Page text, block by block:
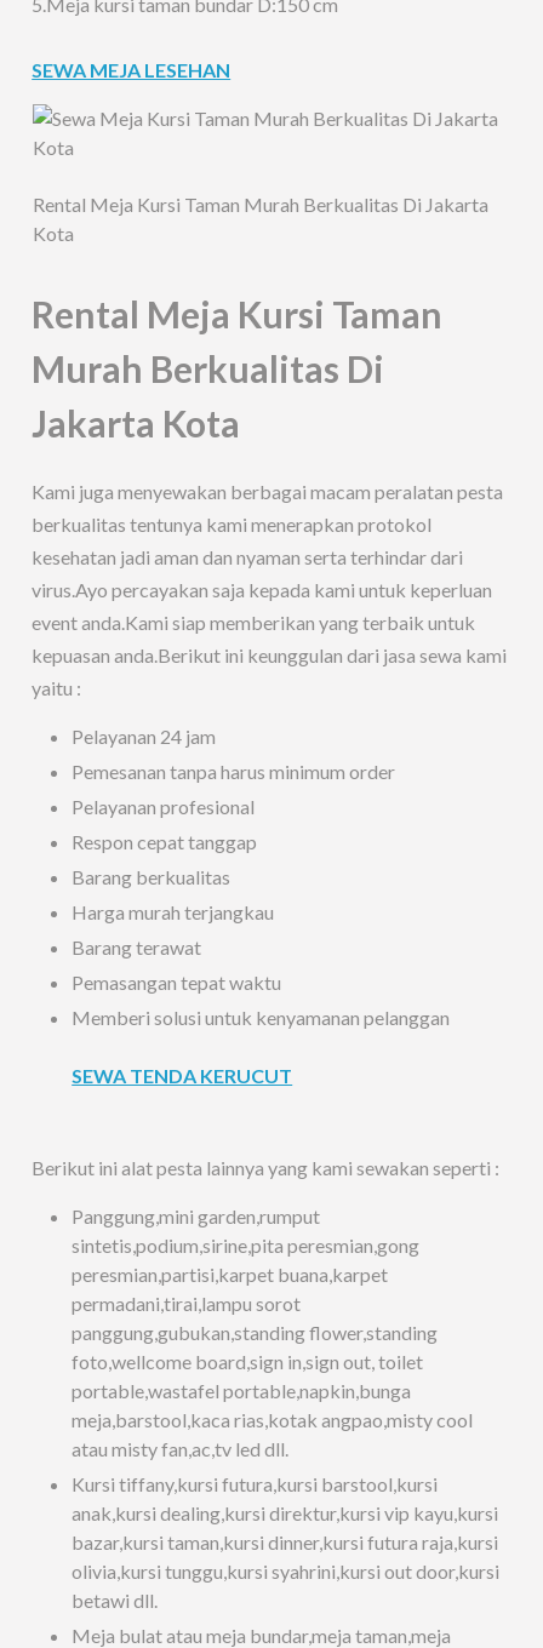
SEWA MEJA LESEHAN
Rental Meja Kursi Taman Murah Berkualitas Di Jakarta
Kota
Rental Meja Kursi Taman
Murah Berkualitas Di
Jakarta Kota
Kami juga menyewakan berbagai macam peralatan pesta
berkualitas tentunya kami menerapkan protokol
kesehatan jadi aman dan nyaman serta terhindar dari
virus.Ayo percayakan saja kepada kami untuk keperluan
event anda.Kami siap memberikan yang terbaik untuk
kepuasan anda.Berikut ini keunggulan dari jasa sewa kami
yaitu :
Pelayanan 24 jam
Pemesanan tanpa harus minimum order
Pelayanan profesional
Respon cepat tanggap
Barang berkualitas
Harga murah terjangkau
Barang terawat
Pemasangan tepat waktu
Memberi solusi untuk kenyamanan pelanggan
SEWA TENDA KERUCUT
Berikut ini alat pesta lainnya yang kami sewakan seperti :
Panggung,mini garden,rumput
sintetis,podium,sirine,pita peresmian,gong
peresmian,partisi,karpet buana,karpet
permadani,tirai,lampu sorot
panggung,gubukan,standing flower,standing
foto,wellcome board,sign in,sign out, toilet
portable,wastafel portable,napkin,bunga
meja,barstool,kaca rias,kotak angpao,misty cool
atau misty fan,ac,tv led dll.
Kursi tiffany,kursi futura,kursi barstool,kursi
anak,kursi dealing,kursi direktur,kursi vip kayu,kursi
bazar,kursi taman,kursi dinner,kursi futura raja,kursi
olivia,kursi tunggu,kursi syahrini,kursi out door,kursi
betawi dll.
Meja bulat atau meja bundar,meja taman,meja